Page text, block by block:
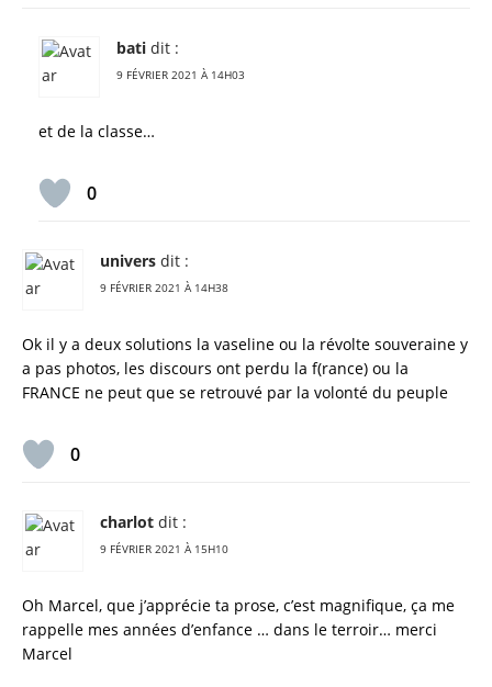
bati dit :
9 FÉVRIER 2021 À 14H03
et de la classe…
0
univers dit :
9 FÉVRIER 2021 À 14H38
Ok il y a deux solutions la vaseline ou la révolte souveraine y
a pas photos, les discours ont perdu la f(rance) ou la
FRANCE ne peut que se retrouvé par la volonté du peuple
0
charlot dit :
9 FÉVRIER 2021 À 15H10
Oh Marcel, que j’apprécie ta prose, c’est magnifique, ça me
rappelle mes années d’enfance … dans le terroir… merci
Marcel